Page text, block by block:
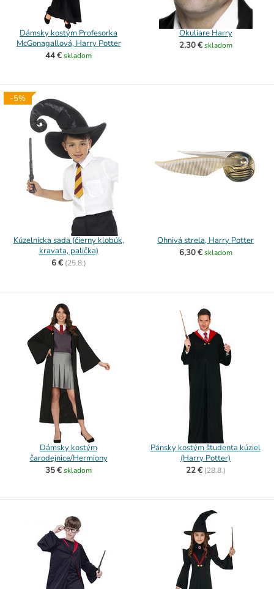
Dámsky kostým Profesorka
McGonagallová, Harry Potter
44 €skladom
Okuliare Harry
2,30 € skladom
-5%
Kúzelnícka sada (čierny klobúk,
kravata, palička)
6 € (25.8.)
Ohnivá strela, Harry Potter
6,30 € skladom
Dámsky kostým
čarodejnice/Hermiony
35 €skladom
Pánsky kostým študenta kúziel
(Harry Potter)
22 € (28.8.)